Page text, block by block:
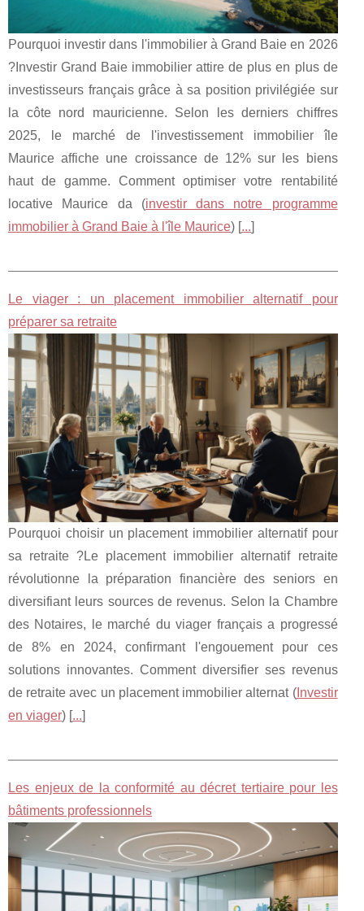
Pourquoi investir dans l'immobilier à Grand Baie en 2026
?Investir Grand Baie immobilier attire de plus en plus de
investisseurs français grâce à sa position privilégiée sur
la côte nord mauricienne. Selon les derniers chiffres
2025, le marché de l'investissement immobilier île
Maurice affiche une croissance de 12% sur les biens
haut de gamme. Comment optimiser votre rentabilité
locative Maurice da (investir dans notre programme
immobilier à Grand Baie à l'île Maurice) [...]
Le viager : un placement immobilier alternatif pour
préparer sa retraite
Pourquoi choisir un placement immobilier alternatif pour
sa retraite ?Le placement immobilier alternatif retraite
révolutionne la préparation financière des seniors en
diversifiant leurs sources de revenus. Selon la Chambre
des Notaires, le marché du viager français a progressé
de 8% en 2024, confirmant l'engouement pour ces
solutions innovantes. Comment diversifier ses revenus
de retraite avec un placement immobilier alternat (Investir
en viager) [...]
Les enjeux de la conformité au décret tertiaire pour les
bâtiments professionnels